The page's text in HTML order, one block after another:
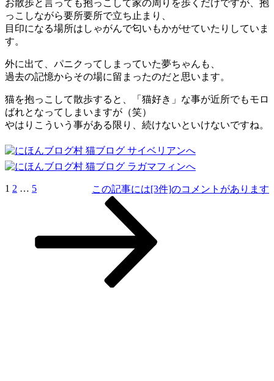
お散歩と言っても抱っこして家の周りを歩くだけですが、抱
っこしながら要所要所で立ち止まり、
目印になる場所はしゃがんで匂いもかがせていたりしていま
す。
外に出て、パニクってしまっていた夢ちゃんも、
過去の記憶からその場に留まったのだと思います。
猫を抱っこして散歩すると、「猫好き」な事が近所でもモロ
ばれとなってしまいますが（笑）
やはりこういう事がある限り、続けないといけないですね。
この記事には[3件]のコメントがあります
投
ペ
1 ペ
2 … ペ
5次
ジ